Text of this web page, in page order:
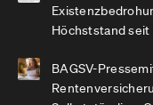
Höchststand
BAGSV-